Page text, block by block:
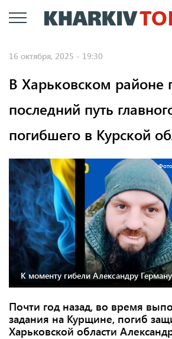
Перейти
к
16 октября, 2025 - 19:30
В Харьковском районе
последний путь
погибшего в Курской
К моменту гибели Александру
Почти год назад, во время
задания на Курщине, погиб
Харьковской области